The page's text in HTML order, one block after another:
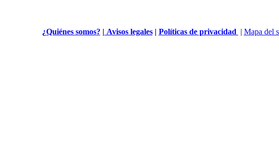
¿Quiénes somos? | Avisos legales| Políticas de privacidad | Mapa del